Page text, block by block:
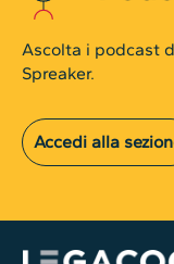
Ascolta i podcast
Spreaker.
Accedi alla